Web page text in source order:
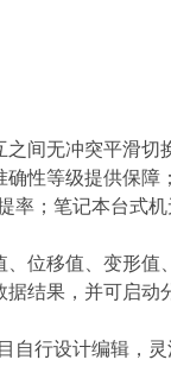
间无冲突平滑切
性等级提供保障
率；笔记本台式
位移值、变形值
结果，并可启
自行设计编辑，灵